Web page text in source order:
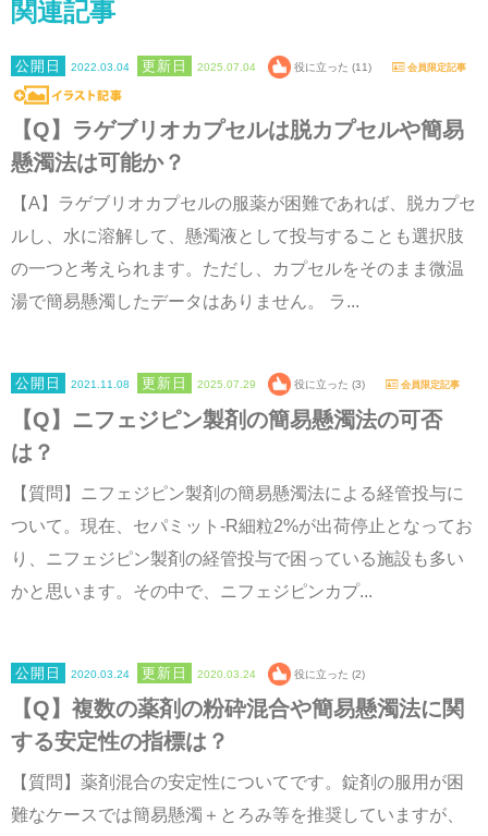
関連記事
2022.03.04 2025.07.04 役に立った (11) 会員限定記事
【Q】ラゲブリオカプセルは脱カプセルや簡易
懸濁法は可能か？
【A】ラゲブリオカプセルの服薬が困難であれば、脱カプセ
ルし、水に溶解して、懸濁液として投与することも選択肢
の一つと考えられます。ただし、カプセルをそのまま微温
湯で簡易懸濁したデータはありません。 ラ...
2021.11.08 2025.07.29 役に立った (3) 会員限定記事
【Q】ニフェジピン製剤の簡易懸濁法の可否
は？
【質問】ニフェジピン製剤の簡易懸濁法による経管投与に
ついて。現在、セパミット-R細粒2%が出荷停止となってお
り、ニフェジピン製剤の経管投与で困っている施設も多い
かと思います。その中で、ニフェジピンカプ...
2020.03.24 2020.03.24 役に立った (2)
【Q】複数の薬剤の粉砕混合や簡易懸濁法に関
する安定性の指標は？
【質問】薬剤混合の安定性についてです。錠剤の服用が困
難なケースでは簡易懸濁＋とろみ等を推奨していますが、